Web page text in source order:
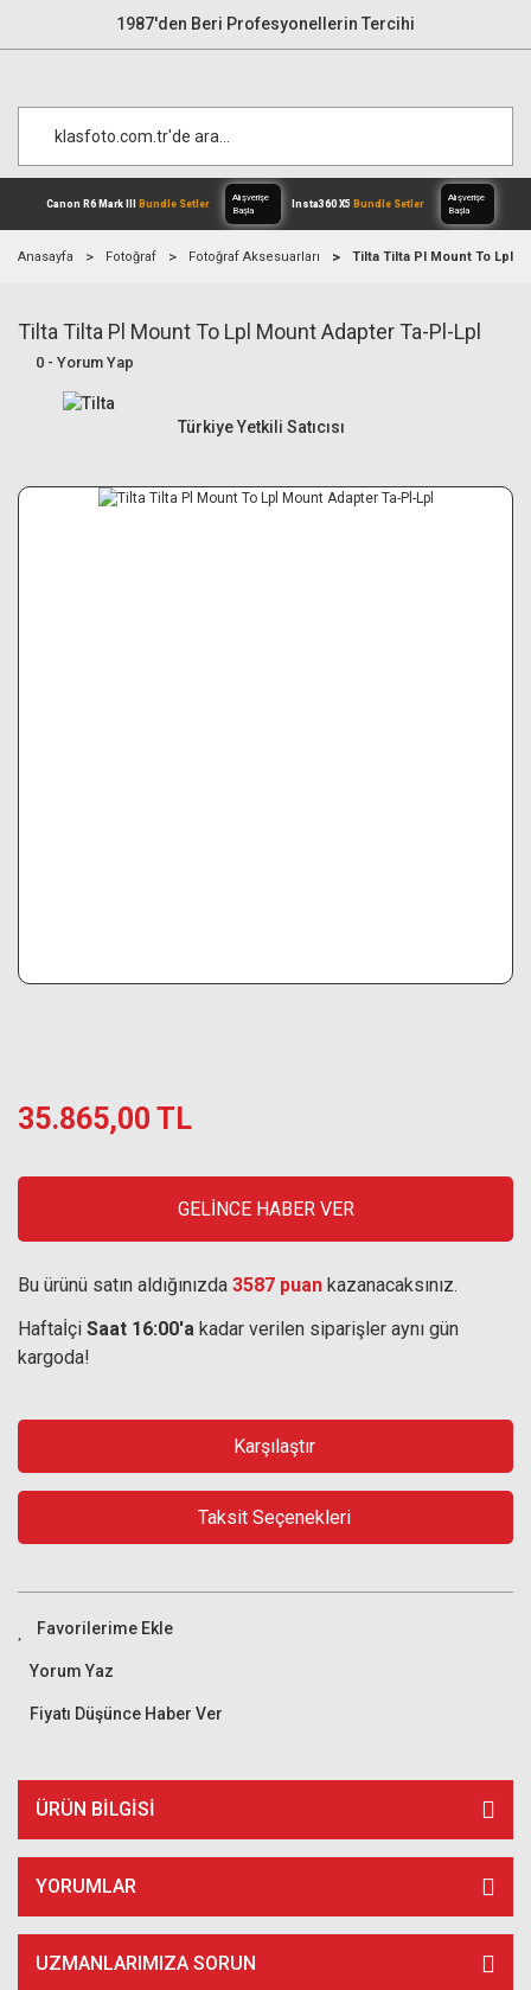
1987'den Beri Profesyonellerin Tercihi
Canon R6 Mark IIIBundle Setler
Alışverişe
Anasayfa Fotoğraf Fotoğraf Aksesuarları Tilta Tilta Pl Mount To Lpl
Tilta Tilta Pl Mount To Lpl Mount Adapter Ta-Pl-Lpl
0 - Yorum Yap
Türkiye Yetkili Satıcısı
35.865,00 TL
GELİNCE HABER VER
Bu ürünü satın aldığınızda 3587 puan kazanacaksınız.
Haftaİçi Saat 16:00'a kadar verilen siparişler aynı gün
kargoda!
Karşılaştır
Taksit Seçenekleri
Yorum Yaz
Fiyatı Düşünce Haber Ver
ÜRÜN BILGISI
YORUMLAR
UZMANLARIMIZA SORUN